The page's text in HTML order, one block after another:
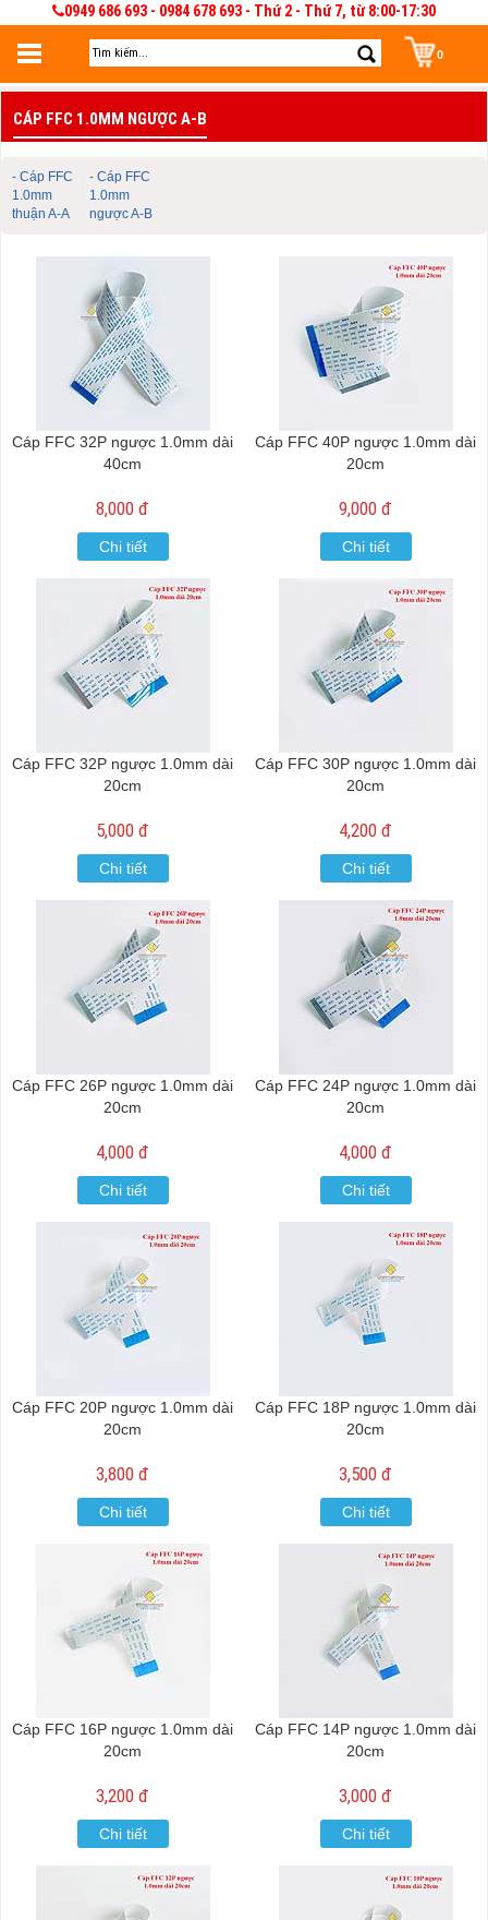
0949 686 693 - 0984 678 693 - Thứ 2 - Thứ 7, từ 8:00-17:30
0
Đăng nhập
Đăng nhập để lưu giỏ hàng 30 ngày. Có thể sửa và quản lý giỏ hàng và đơn
hàng
CÁP FFC 1.0MM NGƯỢC A-B
- Cáp FFC
1.0mm
thuận A-A
- Cáp FFC
1.0mm
ngược A-B
Cáp FFC 32P ngược 1.0mm dài
40cm
8,000 đ
Chi tiết
Cáp FFC 40P ngược 1.0mm dài
20cm
9,000 đ
Chi tiết
Cáp FFC 32P ngược 1.0mm dài
20cm
5,000 đ
Chi tiết
Cáp FFC 30P ngược 1.0mm dài
20cm
4,200 đ
Chi tiết
Cáp FFC 26P ngược 1.0mm dài
20cm
4,000 đ
Chi tiết
Cáp FFC 24P ngược 1.0mm dài
20cm
4,000 đ
Chi tiết
Cáp FFC 20P ngược 1.0mm dài
20cm
3,800 đ
Chi tiết
Cáp FFC 18P ngược 1.0mm dài
20cm
3,500 đ
Chi tiết
Cáp FFC 16P ngược 1.0mm dài
20cm
3,200 đ
Chi tiết
Cáp FFC 14P ngược 1.0mm dài
20cm
3,000 đ
Chi tiết